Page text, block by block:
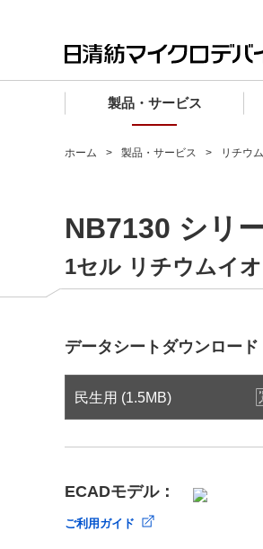
製品・サービス
マイクロ波製品
ファウンドリサービス
MUSESオフィ
クロスリファレンス検索
車載機器向けIC
産業機器向けIC
マイクロ波製品
設計フローから探す (
電子デバイス製品
マイクロ波製品
マイクロ波製品
企業理念
会社概要
サステナビリティ
ホーム 製品・サービス リチウ
NB7130 シリ
1セル リチウムイ
データシートダウンロード
民生用 (1.5MB)
ECADモデル：
ご利用ガイド